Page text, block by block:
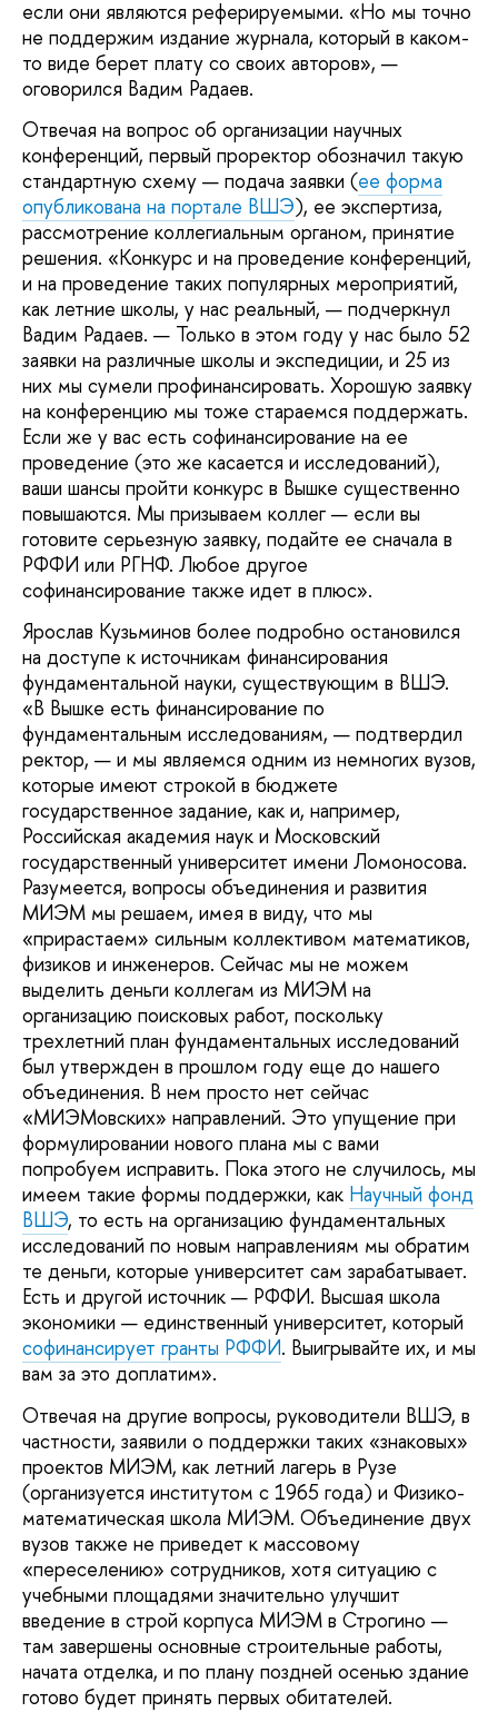
если они являются реферируемыми. «Но мы точно
не поддержим издание журнала, который в каком-
то виде берет плату со своих авторов», —
оговорился Вадим Радаев.
Отвечая на вопрос об организации научных
конференций, первый проректор обозначил такую
стандартную схему — подача заявки (ее форма
опубликована на портале ВШЭ), ее экспертиза,
рассмотрение коллегиальным органом, принятие
решения. «Конкурс и на проведение конференций,
и на проведение таких популярных мероприятий,
как летние школы, у нас реальный, — подчеркнул
Вадим Радаев. — Только в этом году у нас было 52
заявки на различные школы и экспедиции, и 25 из
них мы сумели профинансировать. Хорошую заявку
на конференцию мы тоже стараемся поддержать.
Если же у вас есть софинансирование на ее
проведение (это же касается и исследований),
ваши шансы пройти конкурс в Вышке существенно
повышаются. Мы призываем коллег — если вы
готовите серьезную заявку, подайте ее сначала в
РФФИ или РГНФ. Любое другое
софинансирование также идет в плюс».
Ярослав Кузьминов более подробно остановился
на доступе к источникам финансирования
фундаментальной науки, существующим в ВШЭ.
«В Вышке есть финансирование по
фундаментальным исследованиям, — подтвердил
ректор, — и мы являемся одним из немногих вузов,
которые имеют строкой в бюджете
государственное задание, как и, например,
Российская академия наук и Московский
государственный университет имени Ломоносова.
Разумеется, вопросы объединения и развития
МИЭМ мы решаем, имея в виду, что мы
«прирастаем» сильным коллективом математиков,
физиков и инженеров. Сейчас мы не можем
выделить деньги коллегам из МИЭМ на
организацию поисковых работ, поскольку
трехлетний план фундаментальных исследований
был утвержден в прошлом году еще до нашего
объединения. В нем просто нет сейчас
«МИЭМовских» направлений. Это упущение при
формулировании нового плана мы с вами
попробуем исправить. Пока этого не случилось, мы
имеем такие формы поддержки, как Научный фонд
ВШЭ, то есть на организацию фундаментальных
исследований по новым направлениям мы обратим
те деньги, которые университет сам зарабатывает.
Есть и другой источник — РФФИ. Высшая школа
экономики — единственный университет, который
софинансирует гранты РФФИ. Выигрывайте их, и мы
вам за это доплатим».
Отвечая на другие вопросы, руководители ВШЭ, в
частности, заявили о поддержки таких «знаковых»
проектов МИЭМ, как летний лагерь в Рузе
(организуется институтом с 1965 года) и Физико-
математическая школа МИЭМ. Объединение двух
вузов также не приведет к массовому
«переселению» сотрудников, хотя ситуацию с
учебными площадями значительно улучшит
введение в строй корпуса МИЭМ в Строгино —
там завершены основные строительные работы,
начата отделка, и по плану поздней осенью здание
готово будет принять первых обитателей.